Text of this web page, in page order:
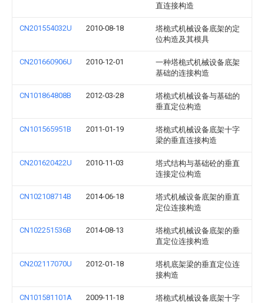
直连接构造
CN201554032U 2010-08-18
塔桅式机械设备底架的定
位构造及其模具
CN201660906U 2010-12-01
一种塔桅式机械设备底架
基础的连接构造
CN101864808B 2012-03-28
塔桅式机械设备与基础的
垂直定位构造
CN101565951B 2011-01-19
塔桅式机械设备底架十字
梁的垂直连接构造
CN201620422U 2010-11-03
塔式结构与基础砼的垂直
连接定位构造
CN102108714B 2014-06-18
塔式机械设备底架的垂直
定位连接构造
CN102251536B 2014-08-13
塔桅式机械设备底架的垂
直定位连接构造
CN202117070U 2012-01-18
塔机底架梁的垂直定位连
接构造
CN101581101A 2009-11-18
塔桅式机械设备底架十字